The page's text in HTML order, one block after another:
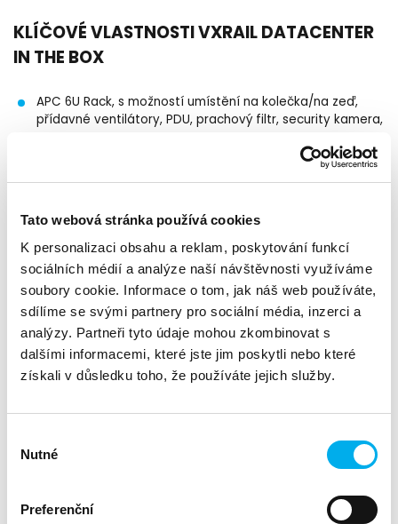
Tato webová stránka používá cookies
K personalizaci obsahu a reklam, poskytování funkcí
sociálních médií a analýze naší návštěvnosti využíváme
soubory cookie. Informace o tom, jak náš web používáte,
sdílíme se svými partnery pro sociální média, inzerci a
analýzy. Partneři tyto údaje mohou zkombinovat s
dalšími informacemi, které jste jim poskytli nebo které
získali v důsledku toho, že používáte jejich služby.
souhlasu
Nutné
Preferenční
KLÍČOVÉ VLASTNOSTI VXRAIL DATACENTER
IN THE BOX
APC 6U Rack, s možností umístění na kolečka/na zeď,
přídavné ventilátory, PDU, prachový filtr, security kamera,
Dell Technologies HCI řešení VxRail, 2+ nodové řešení.
VMware license vSAN, vSphere, vCenter, vRealize Log
Možnost rozšíření o Data Protection řešení.
Přizpůsobitelné na míru konkrétním potřebám.
Předinstalované a připravené pro vytvoření/migraci
Vašich virtuálních serverů.
OBECNÉ KLÍČOVÉ VLASTNOSTI VXRAIL